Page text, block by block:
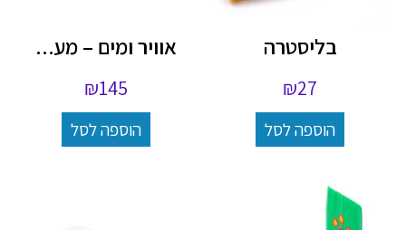
בליסטרה
₪27
הוספה לסל
אוויר ומים – מע...
₪145
הוספה לסל